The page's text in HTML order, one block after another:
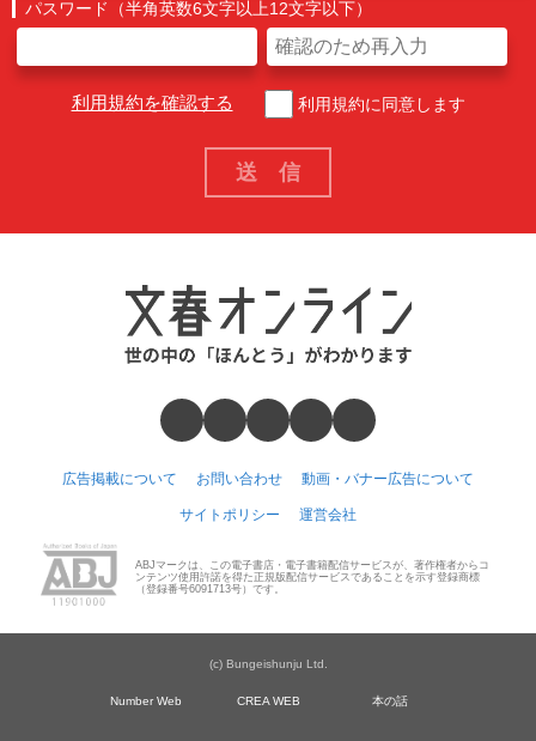
パスワード（半角英数6文字以上12文字以下）
利用規約を確認する 利用規約に同意します
広告掲載について お問い合わせ 動画・バナー広告について
サイトポリシー 運営会社
ABJマークは、この電子書店・電子書籍配信サービスが、著作権者からコ
ンテンツ使用許諾を得た正規版配信サービスであることを示す登録商標
（登録番号6091713号）です。
(c) Bungeishunju Ltd.
Number Web CREA WEB 本の話